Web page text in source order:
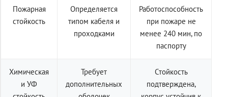
Пожарная
стойкость
Определяется
типом кабеля и
проходками
Работоспособность
при пожаре не
менее 240 мин, по
паспорту
Химическая
и УФ
Требует
дополнительных
Стойкость
подтверждена,